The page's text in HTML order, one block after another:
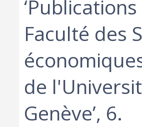
Faculté des
de
Genève’, 6.‎